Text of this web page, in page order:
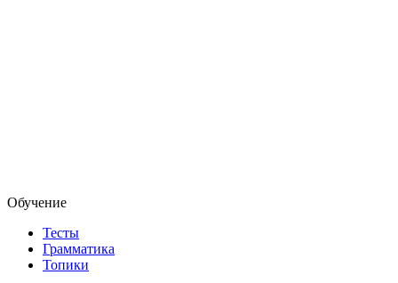
Обучение
Тесты
Грамматика
Топики